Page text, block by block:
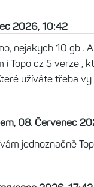
2026, 10:42
nejakych 10 gb .
i Topo cz 5 verze ,
užíváte třeba vy
08. Červenec
jednoznačně